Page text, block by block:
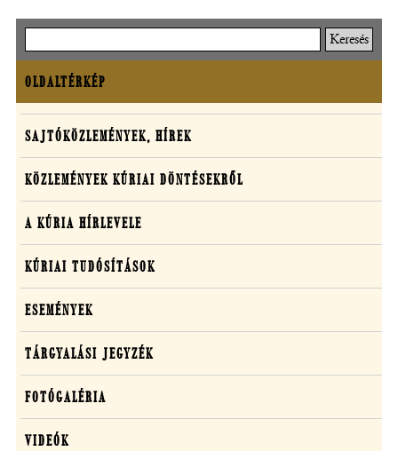
nyílik
meg)
Oldaltérkép
OLDALTÉRKÉP
Sajtó,
közlemények,
média
SAJTÓKÖZLEMÉNYEK, HÍREK
KÖZLEMÉNYEK KÚRIAI DÖNTÉSEKRŐL
A KÚRIA HÍRLEVELE
KÚRIAI TUDÓSÍTÁSOK
ESEMÉNYEK
TÁRGYALÁSI JEGYZÉK
FOTÓGALÉRIA
VIDEÓK